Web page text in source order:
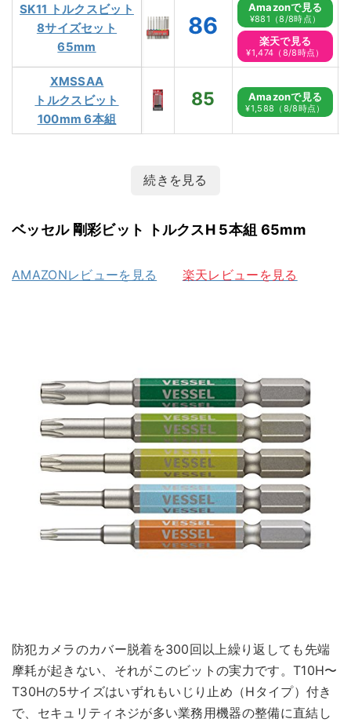
SK11 トルクスビット
8サイズセット
65mm
86
Amazonで見る
¥881（8/8時点）
楽天で見る
¥1,474（8/8時点）
XMSSAA
トルクスビット
100mm 6本組
85 Amazonで見る
¥1,588（8/8時点）
続きを見る
ベッセル 剛彩ビット トルクスH 5本組 65mm
AMAZONレビューを見る 楽天レビューを見る
防犯カメラのカバー脱着を300回以上繰り返しても先端
摩耗が起きない、それがこのビットの実力です。T10H〜
T30Hの5サイズはいずれもいじり止め（Hタイプ）付き
で、セキュリティネジが多い業務用機器の整備に直結し